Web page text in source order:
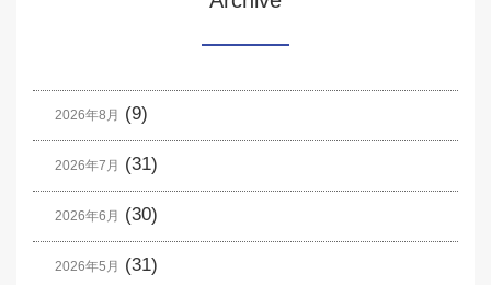
2026年8月 (9)
2026年7月 (31)
2026年6月 (30)
2026年5月 (31)